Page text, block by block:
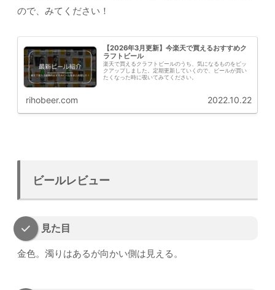
ので、みてください！
【2026年3月更新】今楽天で買えるおすすめク
ラフトビール
楽天で買えるクラフトビールのうち、気になるものをピッ
クアップしました。定期更新していくので、ビールが買い
たくなった時に覗いてみてください。
rihobeer.com 2022.10.22
ビールレビュー
見た目
金色。濁りはあるが向かい側は見える。